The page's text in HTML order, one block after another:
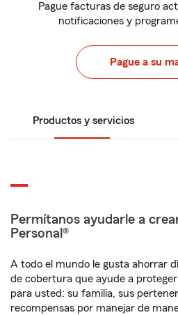
Pague facturas de seguro
notificaciones y
Pague a su
Productos y servicios
Permítanos ayudarle a
Personal®
A todo el mundo le gusta ahorrar
de cobertura que ayude a
para usted: su familia, sus
recompensas por manejar de